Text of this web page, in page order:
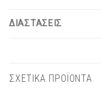
ΔΙΑΣΤΑΣΕΙΣ
ΣΧΕΤΙΚΑ ΠΡΟΪΟΝΤΑ